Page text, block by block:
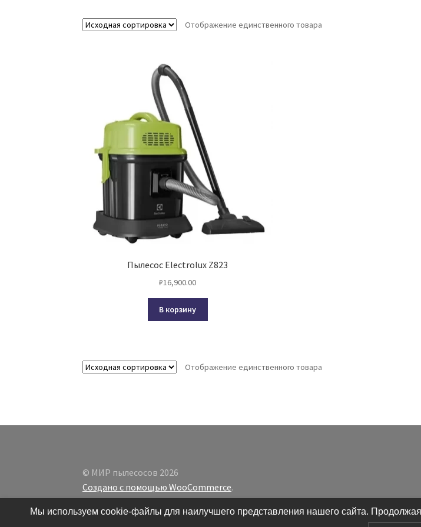
Отображение единственного товара
Пылесос Electrolux Z823
₽16,900.00
В корзину
Отображение единственного товара
© МИР пылесосов 2026
Создано с помощью WooCommerce.
Мы используем cookie-файлы для наилучшего представления нашего сайта.